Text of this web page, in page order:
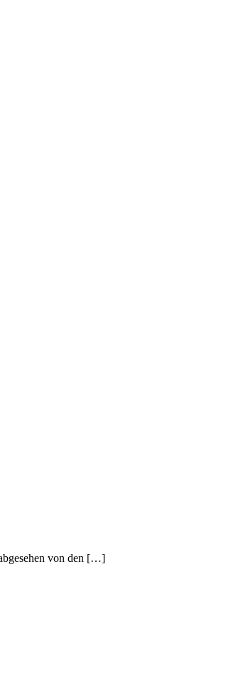
von den […]